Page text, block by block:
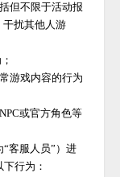
但不限于活动报
干扰其他人游
游戏内容的行为
或官方角色等
客服人员”）进
行为：